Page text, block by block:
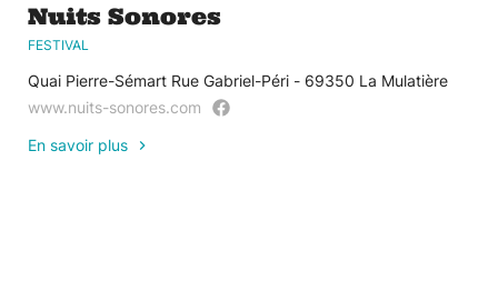
Nuits Sonores
FESTIVAL
Quai Pierre-Sémart Rue Gabriel-Péri - 69350 La Mulatière
www.nuits-sonores.com
En savoir plus